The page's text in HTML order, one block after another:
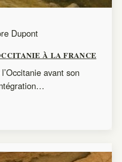
Dupont
À LA FRANCE
avant son